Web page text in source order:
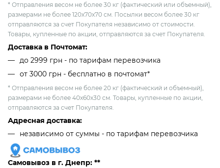
* Отправления весом не более 30 кг (фактический или объемный),
размерами не более 120х70х70 см. Посылки весом более 30 кг
отправляются за счет Покупателя независимо от стоимости.
Товары, купленные по акции, отправляются за счет Покупателя.
Доставка в Почтомат:
до 2999 грн - по тарифам перевозчика
от 3000 грн - бесплатно в почтомат*
* Отправления весом не более 20 кг (фактический и объемный),
размерами не более 40х60х30 см. Товары, купленные по акции,
отправляются за счет Покупателя.
Адресная доставка:
независимо от cуммы - по тарифам перевозчика
Самовывоз в г. Днепр: **